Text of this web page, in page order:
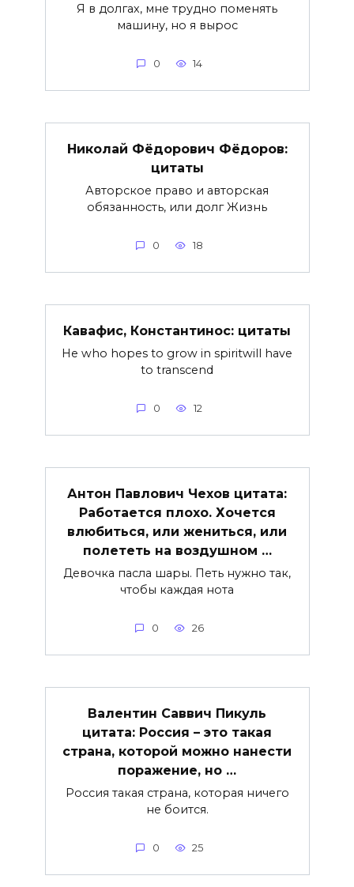
Я в долгах, мне трудно поменять
машину, но я вырос
0 14
Николай Фёдорович Фёдоров:
цитаты
Авторское право и авторская
обязанность, или долг Жизнь
0 18
Кавафис, Константинос: цитаты
He who hopes to grow in spiritwill have
to transcend
0 12
Антон Павлович Чехов цитата:
Работается плохо. Хочется
влюбиться, или жениться, или
полететь на воздушном …
Девочка пасла шары. Петь нужно так,
чтобы каждая нота
0 26
Валентин Саввич Пикуль
цитата: Россия – это такая
страна, которой можно нанести
поражение, но …
Россия такая страна, которая ничего
не боится.
0 25